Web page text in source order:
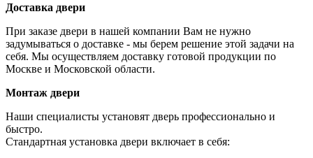
Доставка двери
При заказе двери в нашей компании Вам не нужно
задумываться о доставке - мы берем решение этой задачи на
себя. Мы осуществляем доставку готовой продукции по
Москве и Московской области.
Монтаж двери
Наши специалисты установят дверь профессионально и
быстро.
Стандартная установка двери включает в себя: